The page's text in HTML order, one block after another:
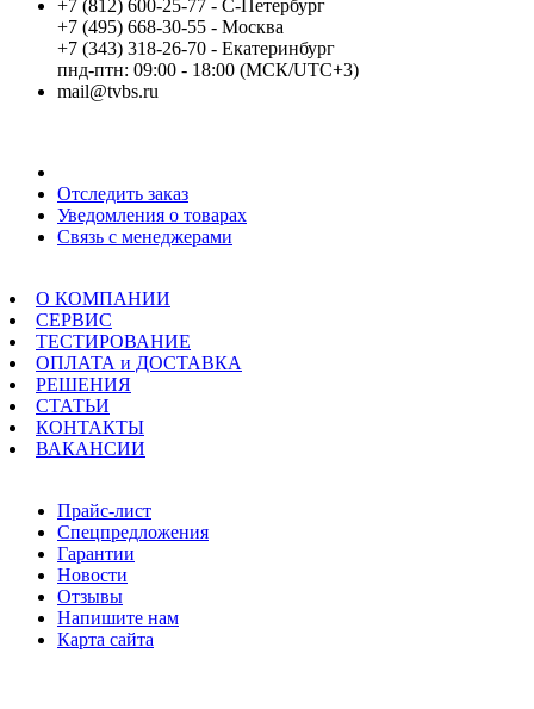
+7 (812) 600-25-77 - С-Петербург
+7 (495) 668-30-55 - Москва
+7 (343) 318-26-70 - Екатеринбург
пнд-птн: 09:00 - 18:00 (МСК/UTC+3)
mail@tvbs.ru
Отследить заказ
Уведомления о товарах
Связь с менеджерами
О КОМПАНИИ
СЕРВИС
ТЕСТИРОВАНИЕ
ОПЛАТА и ДОСТАВКА
РЕШЕНИЯ
СТАТЬИ
КОНТАКТЫ
ВАКАНСИИ
Прайс-лист
Спецпредложения
Гарантии
Новости
Отзывы
Напишите нам
Карта сайта